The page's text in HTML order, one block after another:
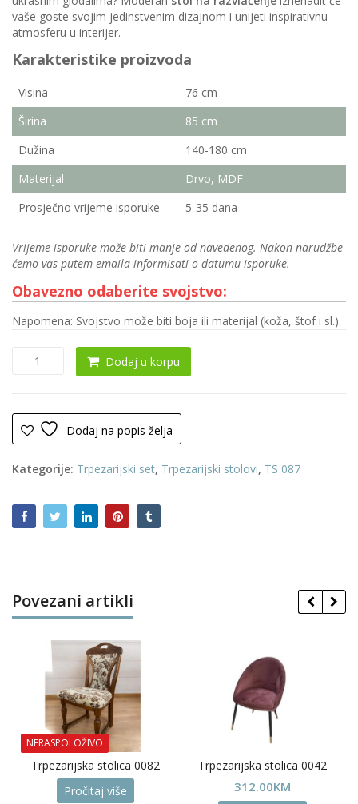
vaše goste svojim jedinstvenim dizajnom i unijeti inspirativnu
atmosferu u interijer.
Karakteristike proizvoda
Visina
76 cm
Širina
85 cm
Dužina
140-180 cm
Materijal
Drvo, MDF
Prosječno vrijeme isporuke
5-35 dana
Vrijeme isporuke može biti manje od navedenog. Nakon narudžbe
ćemo vas putem emaila informisati o datumu isporuke.
Obavezno odaberite svojstvo:
Napomena: Svojstvo može biti boja ili materijal (koža, štof i sl.).
Trpezarijski
Dodaj u korpu
Dodaj na popis želja
Kategorije: Trpezarijski set, Trpezarijski stolovi, TS 087
Povezani artikli
NERASPOLOŽIVO
Trpezarijska stolica 0082
Pročitaj više
Trpezarijska stolica 0042
312.00KM